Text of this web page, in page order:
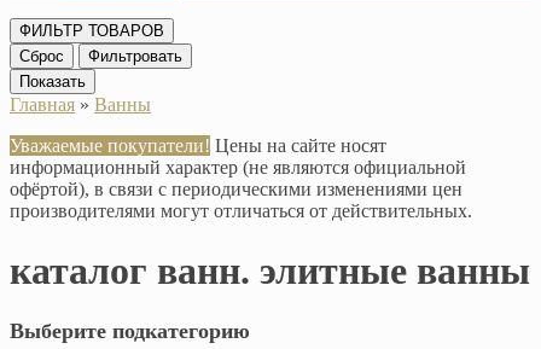
ФИЛЬТР ТОВАРОВ
Сброс
Фильтровать
Показать
Главная » Ванны
Уважаемые покупатели! Цены на сайте носят
информационный характер (не являются официальной
офёртой), в связи с периодическими изменениями цен
производителями могут отличаться от действительных.
каталог ванн. элитные ванны
Выберите подкатегорию